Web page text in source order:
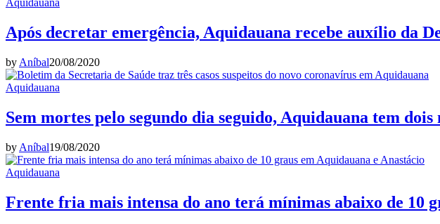
Aquidauana
Após decretar emergência, Aquidauana recebe auxílio da
by Aníbal20/08/2020
Aquidauana
Sem mortes pelo segundo dia seguido, Aquidauana tem dois
by Aníbal19/08/2020
Aquidauana
Frente fria mais intensa do ano terá mínimas abaixo de 10